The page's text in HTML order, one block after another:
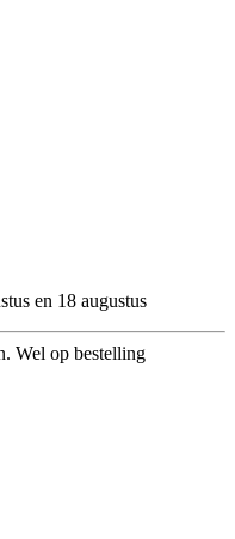
en 18 augustus
Wel op bestelling